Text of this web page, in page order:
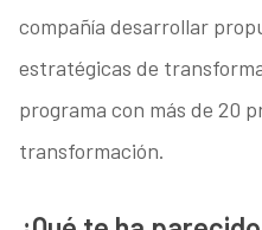
compañía desarrollar
estratégicas de
programa con más de 20
transformación.